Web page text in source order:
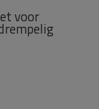
voor